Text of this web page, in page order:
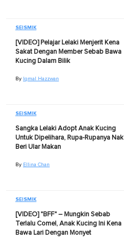
SEISMIK
[VIDEO] Pelajar Lelaki Menjerit Kena
Sakat Dengan Member Sebab Bawa
Kucing Dalam Bilik
By Iqmal Hazzwan
SEISMIK
Sangka Lelaki Adopt Anak Kucing
Untuk Dipelihara, Rupa-Rupanya Nak
Beri Ular Makan
By Ellina Chan
SEISMIK
[VIDEO] "BFF" – Mungkin Sebab
Terlalu Comel, Anak Kucing Ini Kena
Bawa Lari Dengan Monyet